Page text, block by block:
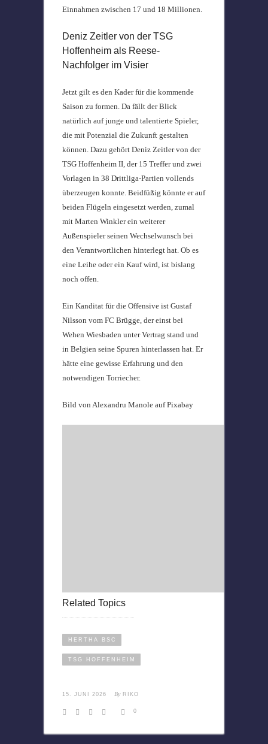
Einnahmen zwischen 17 und 18 Millionen.
Deniz Zeitler von der TSG
Hoffenheim als Reese-
Nachfolger im Visier
Jetzt gilt es den Kader für die kommende
Saison zu formen. Da fällt der Blick
natürlich auf junge und talentierte Spieler,
die mit Potenzial die Zukunft gestalten
können. Dazu gehört Deniz Zeitler von der
TSG Hoffenheim II, der 15 Treffer und zwei
Vorlagen in 38 Drittliga-Partien vollends
überzeugen konnte. Beidfüßig könnte er auf
beiden Flügeln eingesetzt werden, zumal
mit Marten Winkler ein weiterer
Außenspieler seinen Wechselwunsch bei
den Verantwortlichen hinterlegt hat. Ob es
eine Leihe oder ein Kauf wird, ist bislang
noch offen.
Ein Kanditat für die Offensive ist Gustaf
Nilsson vom FC Brügge, der einst bei
Wehen Wiesbaden unter Vertrag stand und
in Belgien seine Spuren hinterlassen hat. Er
hätte eine gewisse Erfahrung und den
notwendigen Torriecher.
Bild von Alexandru Manole auf Pixabay
Related Topics
HERTHA BSC
TSG HOFFENHEIM
15. JUNI 2026 By RIKO
0